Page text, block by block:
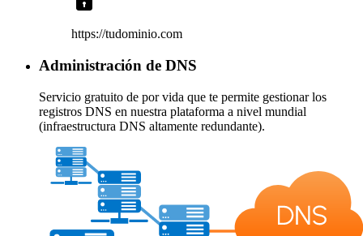
https://tudominio.com
Administración de DNS
Servicio gratuito de por vida que te permite gestionar los
registros DNS en nuestra plataforma a nivel mundial
(infraestructura DNS altamente redundante).